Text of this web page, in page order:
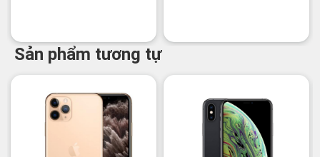
Sản phẩm tương tự